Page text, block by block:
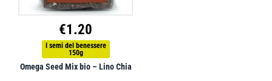
€1.20
I semi del benessere
150g
Omega Seed Mix bio – Lino Chia